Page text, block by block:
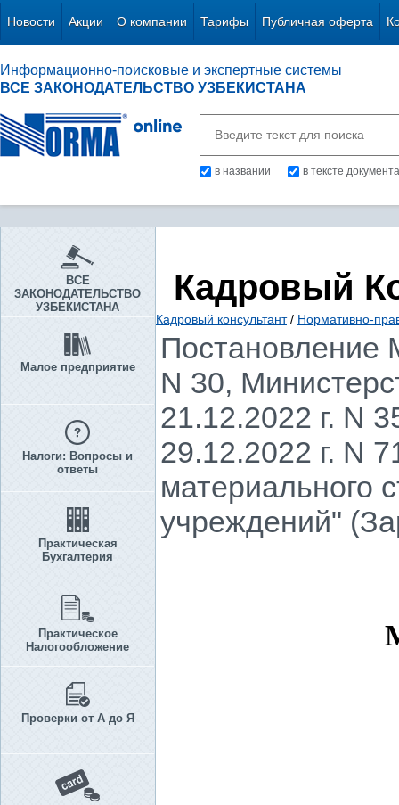
Новости Акции О компании Тарифы Публичная оферта
Информационно-поисковые и экспертные системы
ВСЕ ЗАКОНОДАТЕЛЬСТВО УЗБЕКИСТАНА
в названии в тексте документа
ВСЕ
ЗАКОНОДАТЕЛЬСТВО
УЗБЕКИСТАНА
Малое предприятие
Налоги: Вопросы и
ответы
Практическая
Бухгалтерия
Практическое
Налогообложение
Проверки от А до Я
Кадровый
Кадровый консультант / Нормативно-
Постановление
N 30,
21.12.2022 г. N
29.12.2022 г. N
материального
учреждений"